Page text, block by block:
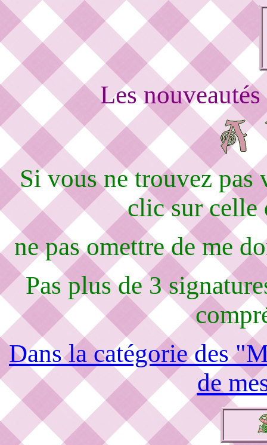
Les
Si vous ne trouvez pas
clic sur celle
ne pas omettre de me
Pas plus de 3
Dans la catégorie des
de